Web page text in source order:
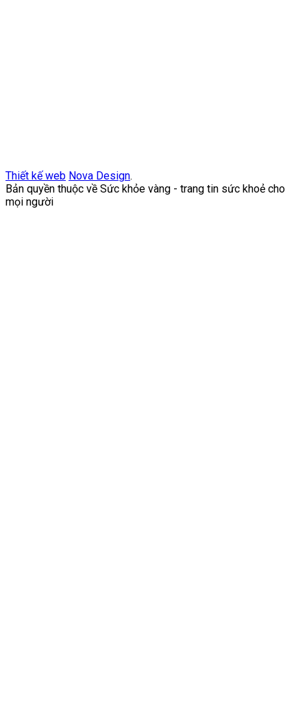
Thiết kế web Nova Design.
Bản quyền thuộc về Sức khỏe vàng - trang tin sức khoẻ cho
mọi người